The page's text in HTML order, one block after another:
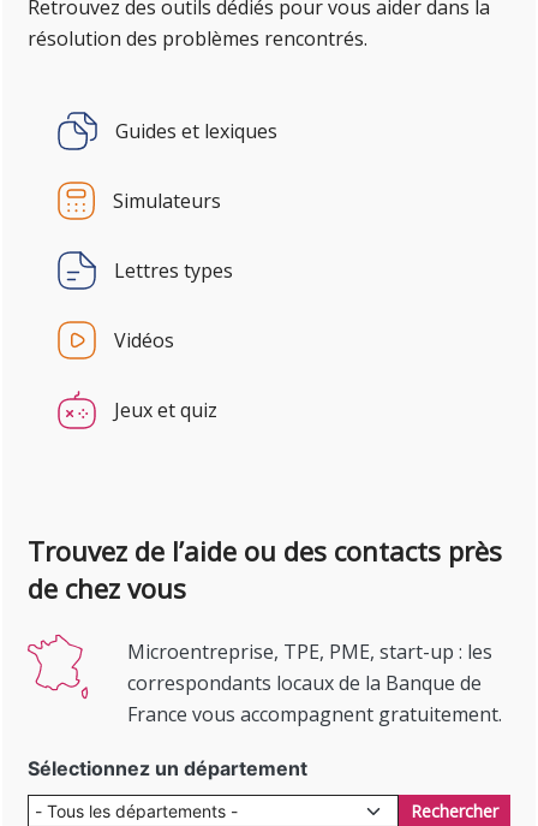
Retrouvez des outils dédiés pour vous aider dans la
résolution des problèmes rencontrés.
Guides et lexiques
Simulateurs
Lettres types
Vidéos
Jeux et quiz
Trouvez de l’aide ou des contacts près
de chez vous
Microentreprise, TPE, PME, start-up : les
correspondants locaux de la Banque de
France vous accompagnent gratuitement.
Sélectionnez un département
Rechercher